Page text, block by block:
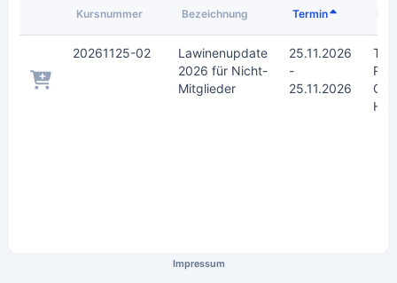
Kursnummer Bezeichnung Termin
20261125-02
Lawinenupdate
2026 für Nicht-
Mitglieder
25.11.2026
-
25.11.2026
TH
Impressum